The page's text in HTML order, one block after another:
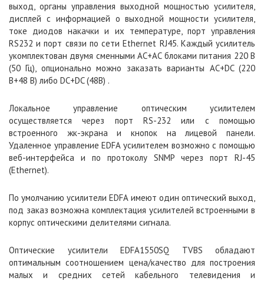
выход, органы управления выходной мощностью усилителя,
дисплей с информацией о выходной мощности усилителя,
токе диодов накачки и их температуре, порт управления
RS232 и порт связи по сети Ethernet RJ45. Каждый усилитель
укомплектован двумя сменными AC+AC блоками питания 220 В
(50 Гц), опционально можно заказать варианты AC+DC (220
В+48 В) либо DC+DC (48В) .
Локальное управление оптическим усилителем
осуществляется через порт RS-232 или с помощью
встроенного жк-экрана и кнопок на лицевой панели.
Удаленное управление EDFA усилителем возможно с помощью
веб-интерфейса и по протоколу SNMP через порт RJ-45
(Ethernet).
По умолчанию усилители EDFA имеют один оптический выход,
под заказ возможна комплектация усилителей встроенными в
корпус оптическими делителями сигнала.
Оптические усилители EDFA1550SQ TVBS обладают
оптимальным соотношением цена/качество для построения
малых и средних сетей кабельного телевидения и